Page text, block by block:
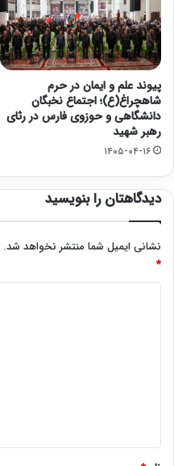
پیوند علم و ایمان در حرم
شاهچراغ(ع)؛ اجتماع نخبگان
دانشگاهی و حوزوی فارس در رثای
رهبر شهید
۱۴۰۵-۰۴-۱۶
دیدگاهتان را بنویسید
نشانی ایمیل شما منتشر نخواهد شد.
*